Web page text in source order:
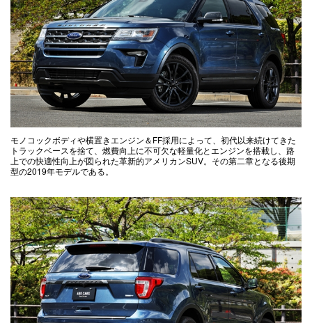
モノコックボディや横置きエンジン＆FF採用によって、初代以来続けてきた
トラックベースを捨て、燃費向上に不可欠な軽量化とエンジンを搭載し、路
上での快適性向上が図られた革新的アメリカンSUV。その第二章となる後期
型の2019年モデルである。